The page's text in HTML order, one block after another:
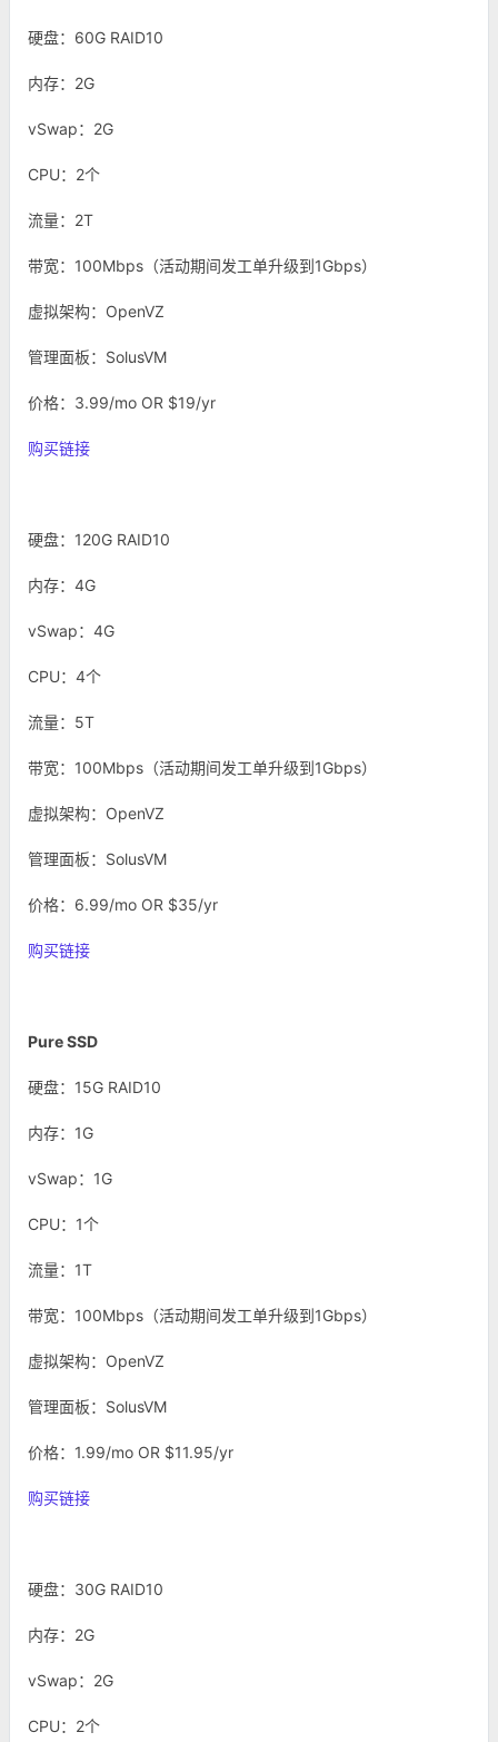
硬盘：60G RAID10
内存：2G
vSwap：2G
CPU：2个
流量：2T
带宽：100Mbps（活动期间发工单升级到1Gbps）
虚拟架构：OpenVZ
管理面板：SolusVM
价格：3.99/mo OR $19/yr
购买链接
硬盘：120G RAID10
内存：4G
vSwap：4G
CPU：4个
流量：5T
带宽：100Mbps（活动期间发工单升级到1Gbps）
虚拟架构：OpenVZ
管理面板：SolusVM
价格：6.99/mo OR $35/yr
购买链接
Pure SSD
硬盘：15G RAID10
内存：1G
vSwap：1G
CPU：1个
流量：1T
带宽：100Mbps（活动期间发工单升级到1Gbps）
虚拟架构：OpenVZ
管理面板：SolusVM
价格：1.99/mo OR $11.95/yr
购买链接
硬盘：30G RAID10
内存：2G
vSwap：2G
CPU：2个